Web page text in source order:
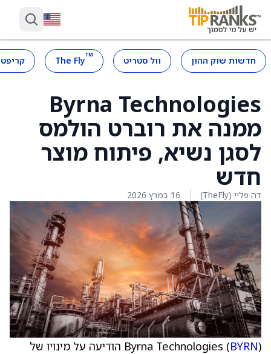
חדשות שוק ההון וול סטריט ™
The Fly
Byrna Technologies
ממנה את רוברט הולמס
לסגן נשיא, פיתוח מוצר
חדש
דה פליי (TheFly) 16 במרץ 2026
Byrna Technologies (BYRN
) הודיעה על מינויו של